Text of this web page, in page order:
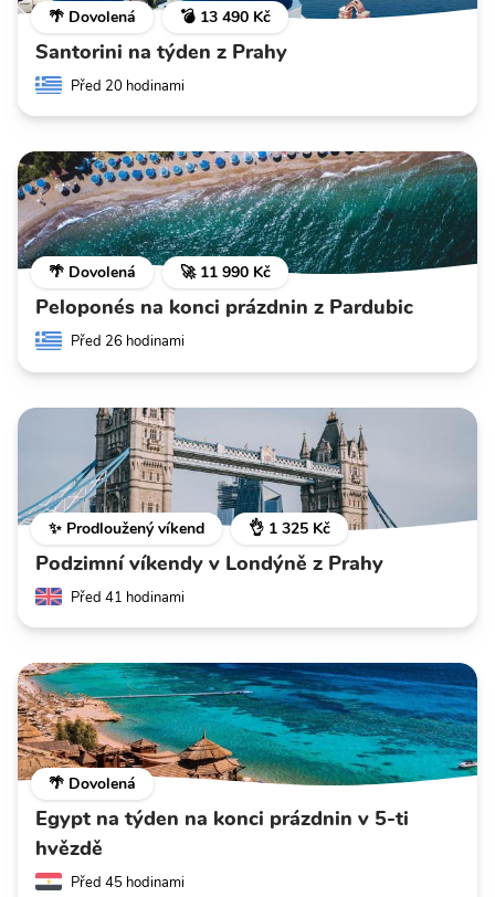
🌴 Dovolená 💣 13 490 Kč
Santorini na týden z Prahy
Před 20 hodinami
🌴 Dovolená 🚀 11 990 Kč
Peloponés na konci prázdnin z Pardubic
Před 26 hodinami
✨ Prodloužený víkend 👌 1 325 Kč
Podzimní víkendy v Londýně z Prahy
Před 41 hodinami
🌴 Dovolená
Egypt na týden na konci prázdnin v 5-ti
hvězdě
Před 45 hodinami